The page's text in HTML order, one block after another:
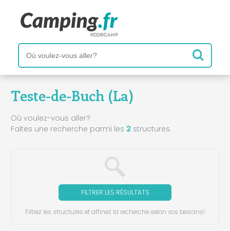
Teste-de-Buch (La)
Où voulez-vous aller?
Faites une recherche parmi les 2 structures.
FILTRER LES RÉSULTATS
Filtrez les structures et affinez la recherche selon vos besoins!